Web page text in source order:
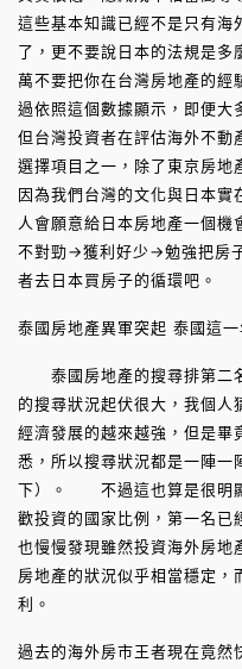
這些基本知識已經不是只有海
了，更不要說日本的法規是多
萬不要把你在台灣房地產的
過依照這個數據顯示，即便大
但台灣投資者在評估海外不動
選擇項目之一，除了東京房地
因為我們台灣的文化與日本實
人會願意給日本房地產一個
不對勁→獲利好少→勉強把房
者去日本買房子的循環吧。
泰國房地產異軍突起 泰國這
泰國房地產的搜尋排第二
的搜尋狀況起伏很大，我個人
經濟發展的越來越強，但是畢
悉，所以搜尋狀況都是一陣一
下）。 不過這也算是很明
歡投資的國家比例，第一名已
也慢慢發現雖然投資海外房地
房地產的狀況似乎相當穩定，
利。
過去的海外房市王者現在竟然